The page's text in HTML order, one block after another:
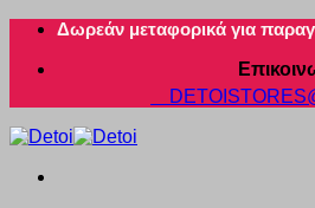
Μετάβαση
περιεχόμενο
Δωρεάν μεταφορικά για